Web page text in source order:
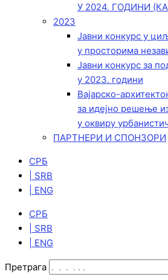
У 2024. ГОДИНИ
2023
Јавни конкурс у
у просторима
Јавни конкурс за
у 2023. години
Вајарско-
за идејно решење
у оквиру
ПАРТНЕРИ И СПОНЗОРИ
СРБ
| SRB
| ENG
СРБ
| SRB
| ENG
Претрага